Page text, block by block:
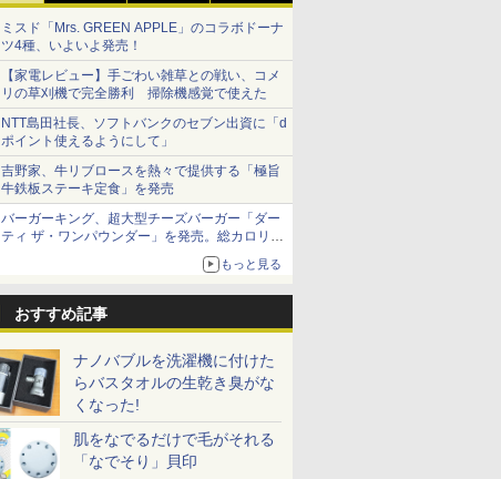
ミスド「Mrs. GREEN APPLE」のコラボドーナ
ツ4種、いよいよ発売！
【家電レビュー】手ごわい雑草との戦い、コメ
リの草刈機で完全勝利 掃除機感覚で使えた
NTT島田社長、ソフトバンクのセブン出資に「d
ポイント使えるようにして」
吉野家、牛リブロースを熱々で提供する「極旨
牛鉄板ステーキ定食」を発売
バーガーキング、超大型チーズバーガー「ダー
ティ ザ・ワンパウンダー」を発売。総カロリー
もっと見る
おすすめ記事
ナノバブルを洗濯機に付けた
らバスタオルの生乾き臭がな
くなった!
肌をなでるだけで毛がそれる
「なでそり」貝印